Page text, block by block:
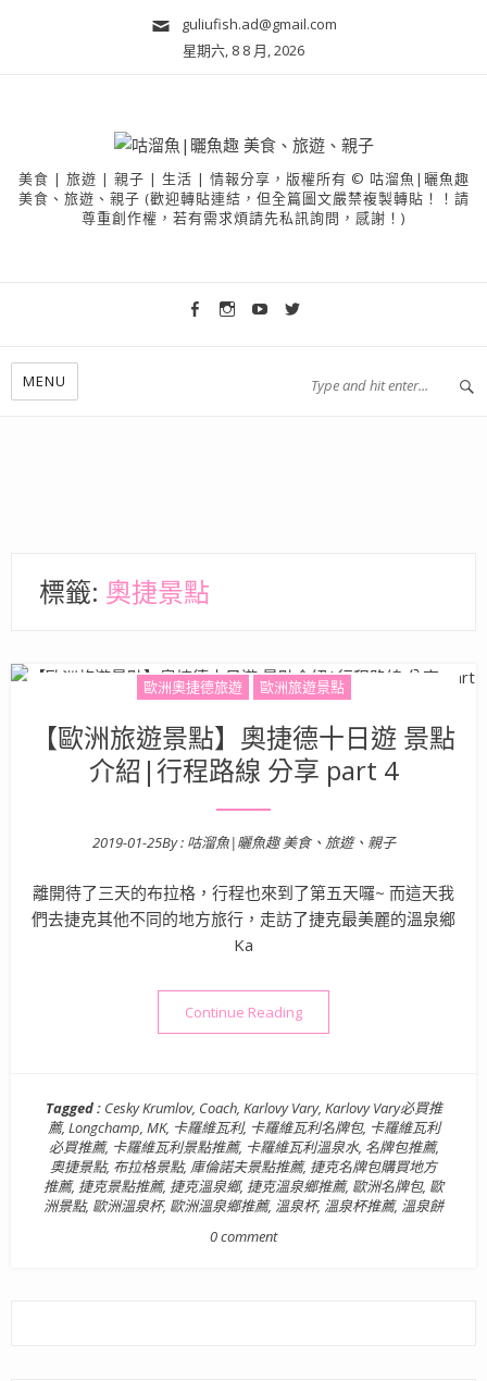
guliufish.ad@gmail.com
星期六, 8 8 月, 2026
美食 | 旅遊 | 親子 | 生活 | 情報分享，版權所有 © 咕溜魚|曬魚趣
美食、旅遊、親子 (歡迎轉貼連結，但全篇圖文嚴禁複製轉貼！！請
尊重創作權，若有需求煩請先私訊詢問，感謝！)
MENU
標籤: 奧捷景點
歐洲奧捷德旅遊 歐洲旅遊景點
【歐洲旅遊景點】奧捷德十日遊 景點
介紹|行程路線 分享 part 4
Posted on
2019-01-25By : 咕溜魚|曬魚趣 美食、旅遊、親子
離開待了三天的布拉格，行程也來到了第五天囉~ 而這天我
們去捷克其他不同的地方旅行，走訪了捷克最美麗的溫泉鄉
Ka
Continue Reading“【歐洲旅遊景點】奧捷德十
Tagged : Cesky Krumlov, Coach, Karlovy Vary, Karlovy Vary必買推
薦, Longchamp, MK, 卡羅維瓦利, 卡羅維瓦利名牌包, 卡羅維瓦利
必買推薦, 卡羅維瓦利景點推薦, 卡羅維瓦利溫泉水, 名牌包推薦,
奧捷景點, 布拉格景點, 庫倫諾夫景點推薦, 捷克名牌包購買地方
推薦, 捷克景點推薦, 捷克溫泉鄉, 捷克溫泉鄉推薦, 歐洲名牌包, 歐
洲景點, 歐洲溫泉杯, 歐洲溫泉鄉推薦, 溫泉杯, 溫泉杯推薦, 溫泉餅
0 comment